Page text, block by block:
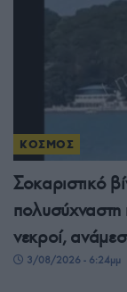
ΚΟΣΜΟΣ
Σοκαριστικό
πολυσύχναστη
νεκροί,
3/08/2026 - 6:24μμ